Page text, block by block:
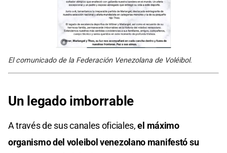
El comunicado de la Federación Venezolana de Voléibol.
Un legado imborrable
A través de sus canales oficiales,el máximo
organismo del voleibol venezolano manifestó su